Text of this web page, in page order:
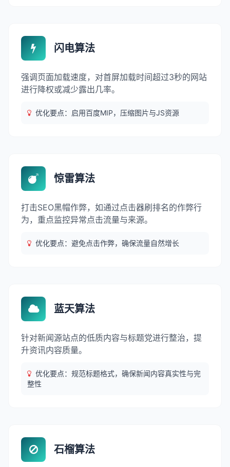
闪电算法
强调页面加载速度，对首屏加载时间超过3秒的网站
进行降权或减少露出几率。
优化要点：启用百度MIP，压缩图片与JS资源
惊雷算法
打击SEO黑帽作弊，如通过点击器刷排名的作弊行
为，重点监控异常点击流量与来源。
优化要点：避免点击作弊，确保流量自然增长
蓝天算法
针对新闻源站点的低质内容与标题党进行整治，提
升资讯内容质量。
优化要点：规范标题格式，确保新闻内容真实性与完
整性
石榴算法